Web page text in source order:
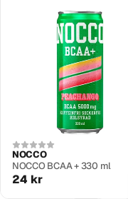
NOCCO
NOCCO BCAA + 330 ml
24 kr